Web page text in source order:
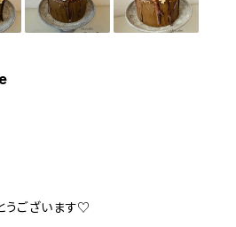
うございます♡